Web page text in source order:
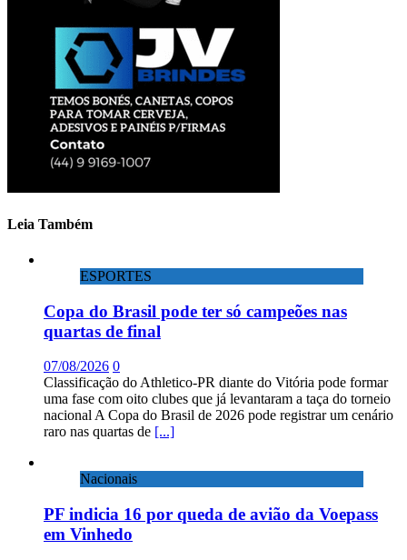
Leia Também
ESPORTES
Copa do Brasil pode ter só campeões nas
quartas de final
07/08/2026 0
Classificação do Athletico-PR diante do Vitória pode formar
uma fase com oito clubes que já levantaram a taça do torneio
nacional A Copa do Brasil de 2026 pode registrar um cenário
raro nas quartas de [...]
Nacionais
PF indicia 16 por queda de avião da Voepass
em Vinhedo